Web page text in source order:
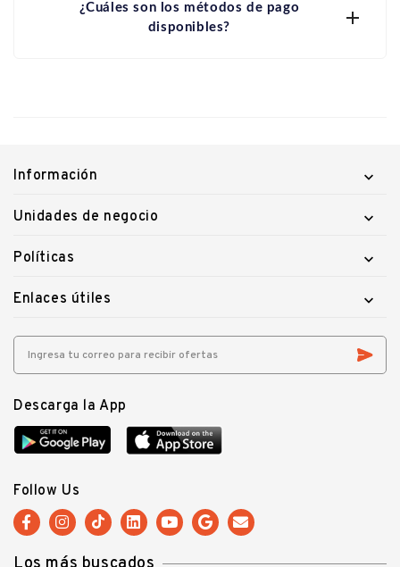
¿Cuáles son los métodos de pago
disponibles?

Información 
Unidades de negocio 
Políticas 
Enlaces útiles 
Descarga la App
Follow Us